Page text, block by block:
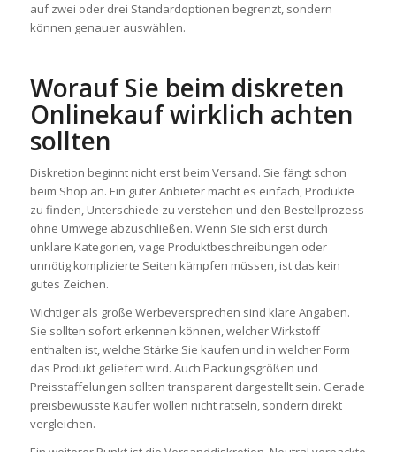
auf zwei oder drei Standardoptionen begrenzt, sondern
können genauer auswählen.
Worauf Sie beim diskreten
Onlinekauf wirklich achten
sollten
Diskretion beginnt nicht erst beim Versand. Sie fängt schon
beim Shop an. Ein guter Anbieter macht es einfach, Produkte
zu finden, Unterschiede zu verstehen und den Bestellprozess
ohne Umwege abzuschließen. Wenn Sie sich erst durch
unklare Kategorien, vage Produktbeschreibungen oder
unnötig komplizierte Seiten kämpfen müssen, ist das kein
gutes Zeichen.
Wichtiger als große Werbeversprechen sind klare Angaben.
Sie sollten sofort erkennen können, welcher Wirkstoff
enthalten ist, welche Stärke Sie kaufen und in welcher Form
das Produkt geliefert wird. Auch Packungsgrößen und
Preisstaffelungen sollten transparent dargestellt sein. Gerade
preisbewusste Käufer wollen nicht rätseln, sondern direkt
vergleichen.